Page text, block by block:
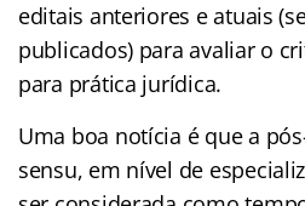
editais anteriores e atuais
publicados) para avaliar o
para prática jurídica.
Uma boa notícia é que a
sensu, em nível de